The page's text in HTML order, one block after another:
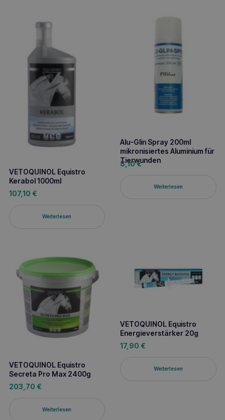
VETOQUINOL Equistro
Kerabol 1000ml
107,10 €
Weiterlesen
Alu-Glin Spray 200ml
mikronisiertes Aluminium für
Tierwunden
8,10€
Weiterlesen
VETOQUINOL Equistro
Secreta Pro Max 2400g
203,70 €
Weiterlesen
VETOQUINOL Equistro
Energieverstärker 20g
17,90 €
Weiterlesen